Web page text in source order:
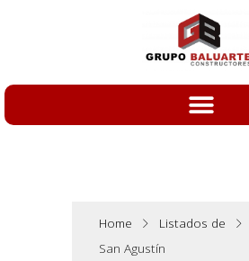
Home Listados de
San Agustín